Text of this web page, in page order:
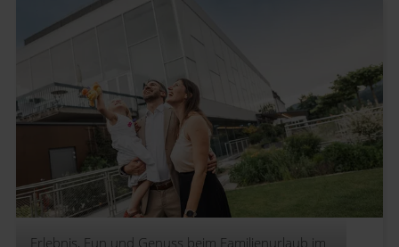
Erlebnis, Fun und Genuss beim Familienurlaub im